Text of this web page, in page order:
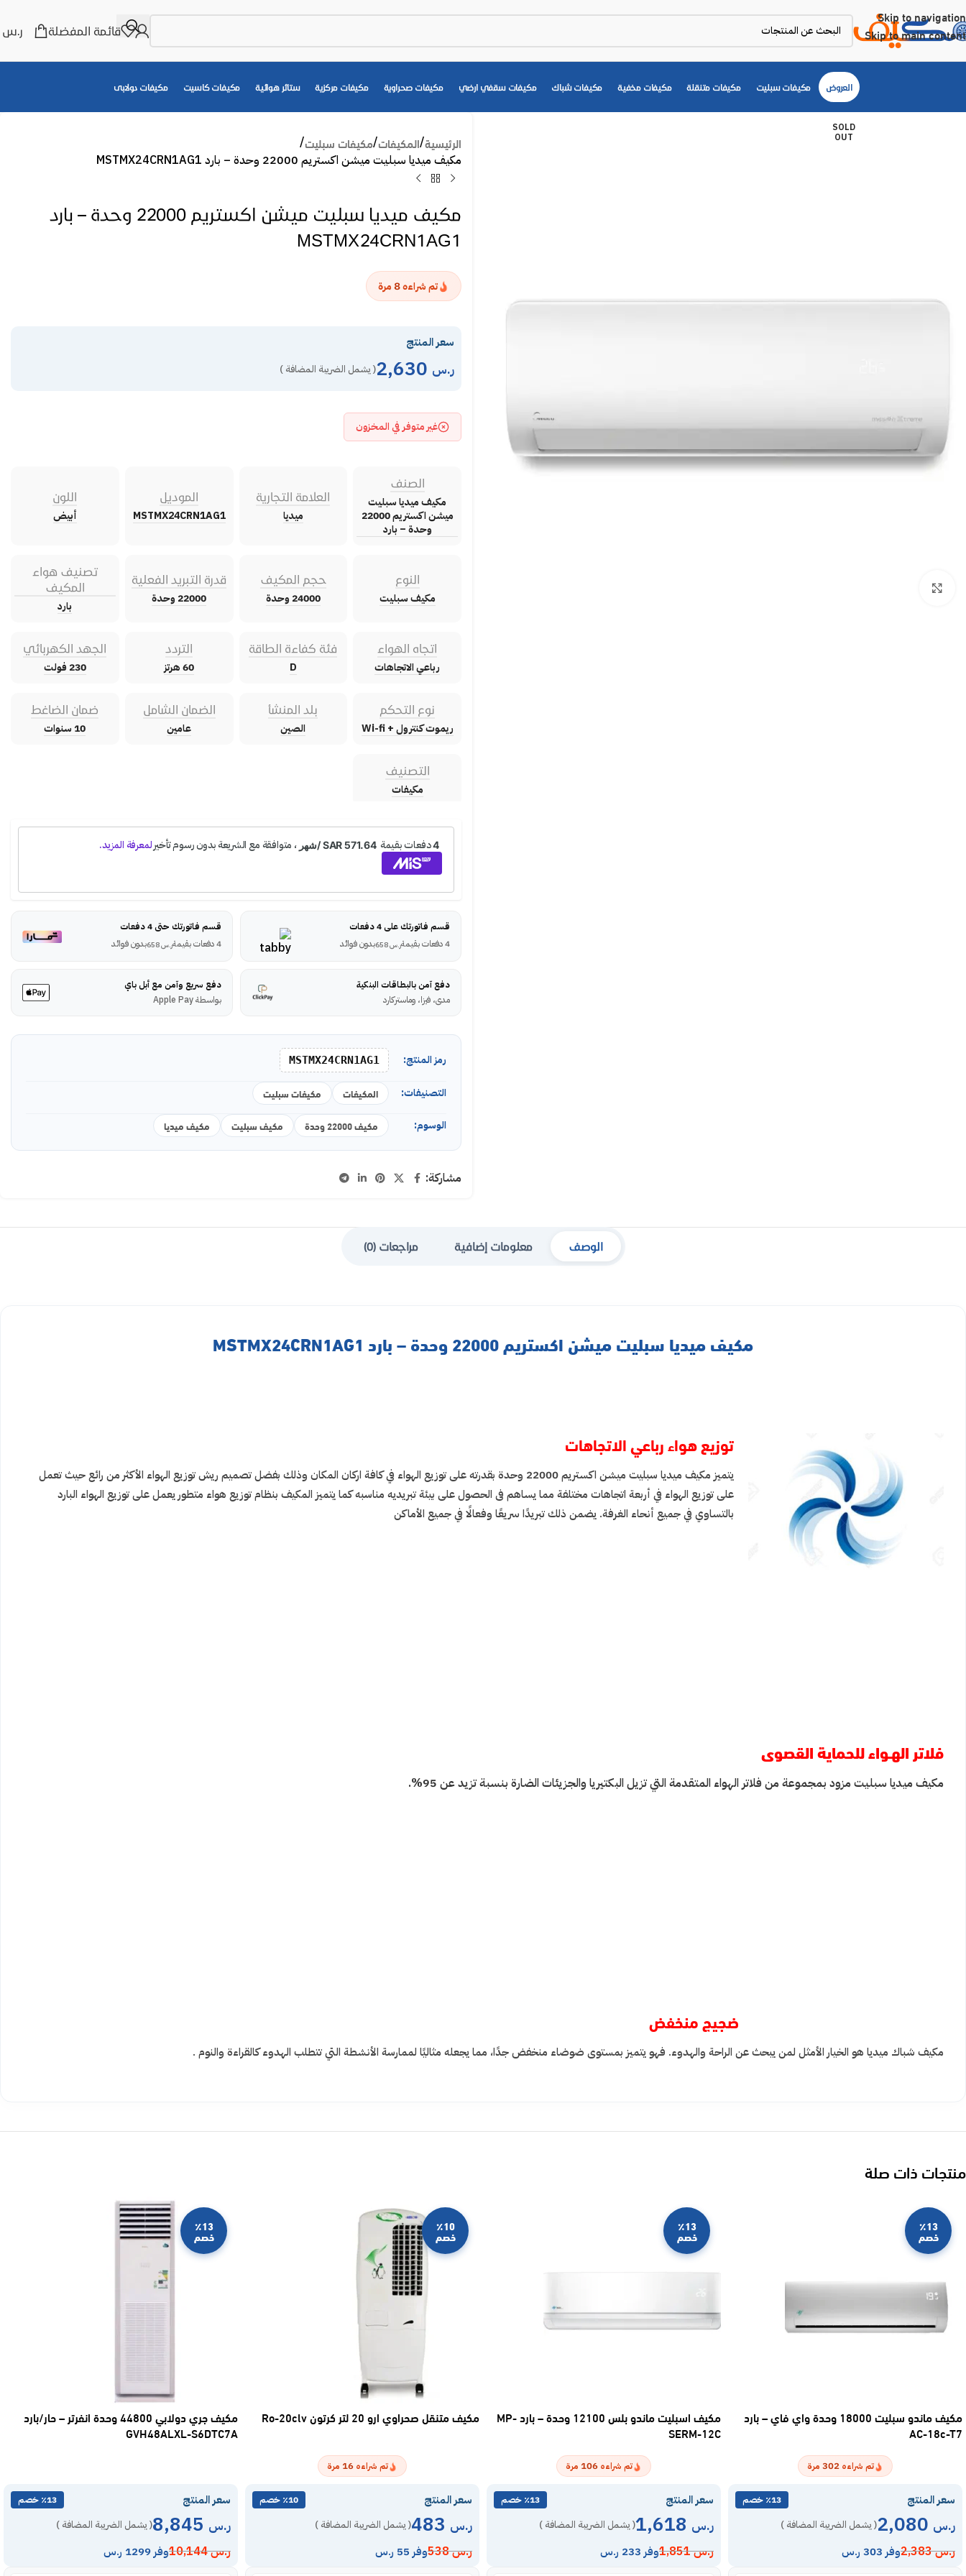
Skip to navigation
Skip to main content
قائمة المفضلة ر.س
العروض مكيفات سبليت مكيفات متنقلة مكيفات مخفية مكيفات شباك مكيفات سقفي ارضي مكيفات صحراوية مكيفات مركزية ستائر هوائية مكيفات كاسيت مكيفات دولابى
SOLD
OUT الرئيسية المكيفات مكيفات سبليت
مكيف ميديا سبليت ميشن اكستريم 22000 وحدة – بارد MSTMX24CRN1AG1
مكيف ميديا سبليت ميشن اكستريم 22000 وحدة – بارد
MSTMX24CRN1AG1
تم شراءه8مرة
سعر المنتج
ر.س ( يشمل الضريبة المضافة )
غير متوفر في المخزون
الصنف
مكيف ميديا سبليت
ميشن اكستريم 22000
وحدة – بارد
العلامة التجارية
ميديا
الموديل
MSTMX24CRN1AG1
اللون
أبيض
النوع
مكيف سبليت
حجم المكيف
24000 وحدة
قدرة التبريد الفعلية
22000 وحدة
تصنيف هواء
المكيف
بارد
اتجاه الهواء
رباعي الاتجاهات
فئة كفاءة الطاقة
D
التردد
60 هرتز
الجهد الكهربائي
230 فولت
نوع التحكم
ريموت كنترول + Wi-fi
بلد المنشأ
الصين
الضمان الشامل
عامين
ضمان الضاغط
10 سنوات
التصنيف
مكيفات
قسم فاتورتك على 4 دفعات
4 دفعات بقيمة
ر.س بدون فوائد
قسم فاتورتك حتى 4 دفعات
4 دفعات بقيمة
ر.س658 بدون فوائد
دفع آمن بالبطاقات البنكية
مدى، فيزا، وماستركارد
دفع سريع وآمن مع أبل باي
بواسطة Apple Pay
رمز المنتج: MSTMX24CRN1AG1
التصنيفات: المكيفات مكيفات سبليت
الوسوم: مكيف 22000 وحدة مكيف سبليت مكيف ميديا
مشاركة:
الوصف معلومات إضافية مراجعات (0)
مكيف ميديا سبليت ميشن اكستريم 22000 وحدة – بارد MSTMX24CRN1AG1
توزيع هواء رباعي الاتجاهات
يتميز مكيف ميديا سبليت ميشن اكستريم 22000 وحدة بقدرته على توزيع الهواء في كافة اركان المكان وذلك بفضل تصميم ريش توزيع الهواء الأكثر من رائع حيث تعمل
على توزيع الهواء في أربعة اتجاهات مختلفة مما يساهم فى الحصول على بيئة تبريديه مناسبه كما يتميز المكيف بنظام توزيع هواء متطور يعمل على توزيع الهواء البارد
بالتساوي في جميع أنحاء الغرفة. يضمن ذلك تبريدًا سريعًا وفعالًا في جميع الأماكن
فلاتر الهـواء للحماية القصوى
مكيف ميديا سبليت مزود بمجموعة من فلاتر الهواء المتقدمة التي تزيل البكتيريا والجزيئات الضارة بنسبة تزيد عن 95%.
ضجيج منخفض
مكيف شباك ميديا هو الخيار الأمثل لمن يبحث عن الراحة والهدوء. فهو يتميز بمستوى ضوضاء منخفض جدًا، مما يجعله مثاليًا لممارسة الأنشطة التي تتطلب الهدوء كالقراءة والنوم .
منتجات ذات صلة
٪13
خصم
مكيف ماندو سبليت 18000 وحدة واي فاي – بارد
AC-18c-T7
تم شراءه 302 مرة
سعر المنتج ٪13 خصم
ر.س ( يشمل الضريبة المضافة )
ر.س2,383 وفر 303 ر.س
٪13
خصم
مكيف اسبليت ماندو بلس 12100 وحدة – بارد MP-
SERM-12C
تم شراءه 106 مرة
سعر المنتج ٪13 خصم
ر.س ( يشمل الضريبة المضافة )
ر.س1,851 وفر 233 ر.س
٪10
خصم
مكيف متنقل صحراوي ارو 20 لتر كرتون Ro-20clv
تم شراءه 16 مرة
سعر المنتج ٪10 خصم
ر.س ( يشمل الضريبة المضافة )
ر.س538 وفر 55 ر.س
٪13
خصم
مكيف جري دولابي 44800 وحدة انفرتر – حار/بارد
GVH48ALXL-S6DTC7A
سعر المنتج ٪13 خصم
ر.س ( يشمل الضريبة المضافة )
ر.س10,144 وفر 1299 ر.س